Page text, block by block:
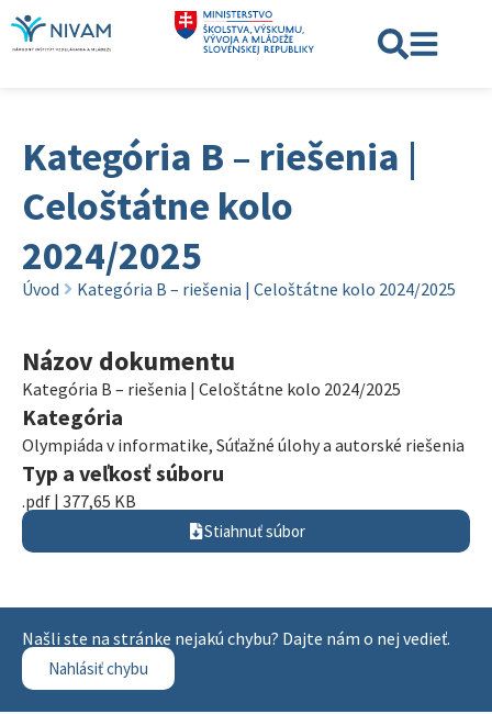
Kategória B – riešenia |
Celoštátne kolo
2024/2025
Úvod Kategória B – riešenia | Celoštátne kolo 2024/2025
Názov dokumentu
Kategória B – riešenia | Celoštátne kolo 2024/2025
Kategória
Olympiáda v informatike, Súťažné úlohy a autorské riešenia
Typ a veľkosť súboru
.pdf | 377,65 KB
Stiahnuť súbor
Našli ste na stránke nejakú chybu? Dajte nám o nej vedieť.
Nahlásiť chybu